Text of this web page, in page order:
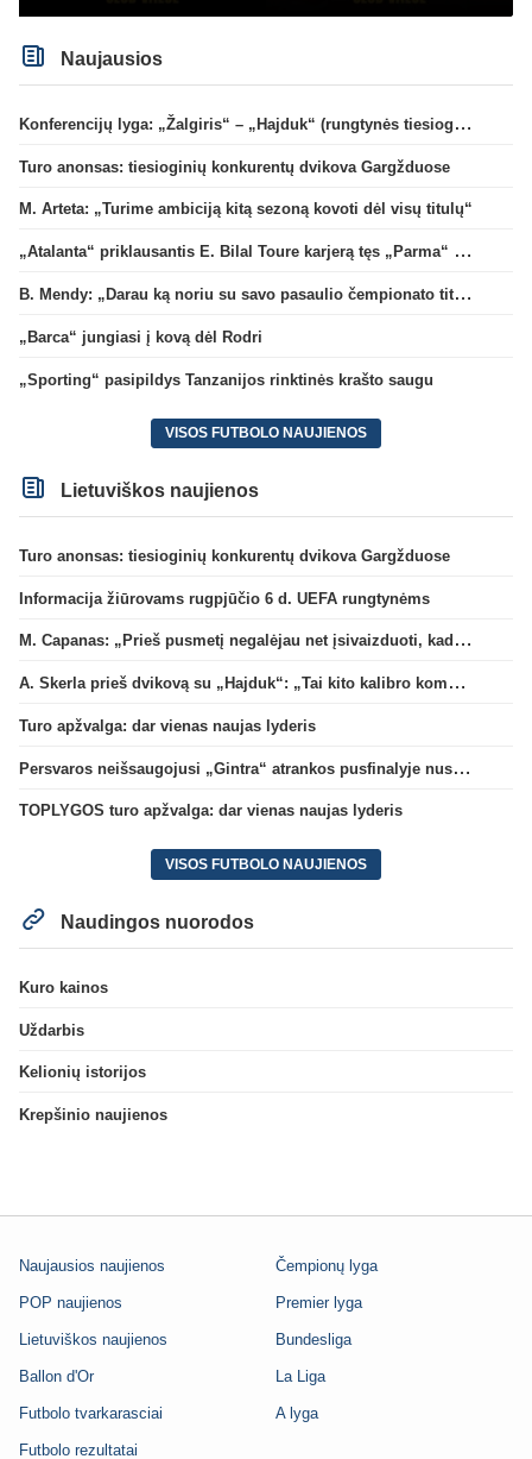
Naujausios
Konferencijų lyga: „Žalgiris“ – „Hajduk“ (rungtynės tiesiogiai)
Turo anonsas: tiesioginių konkurentų dvikova Gargžduose
M. Arteta: „Turime ambiciją kitą sezoną kovoti dėl visų titulų“
„Atalanta“ priklausantis E. Bilal Toure karjerą tęs „Parma“ gretose
B. Mendy: „Darau ką noriu su savo pasaulio čempionato titulu“
„Barca“ jungiasi į kovą dėl Rodri
„Sporting“ pasipildys Tanzanijos rinktinės krašto saugu
VISOS FUTBOLO NAUJIENOS
Lietuviškos naujienos
Turo anonsas: tiesioginių konkurentų dvikova Gargžduose
Informacija žiūrovams rugpjūčio 6 d. UEFA rungtynėms
M. Capanas: „Prieš pusmetį negalėjau net įsivaizduoti, kad žaisime prieš „Hajduk“
A. Skerla prieš dvikovą su „Hajduk“: „Tai kito kalibro komanda“
Turo apžvalga: dar vienas naujas lyderis
Persvaros neišsaugojusi „Gintra“ atrankos pusfinalyje nusileido Škotijos čempionėms
TOPLYGOS turo apžvalga: dar vienas naujas lyderis
VISOS FUTBOLO NAUJIENOS
Naudingos nuorodos
Kuro kainos
Uždarbis
Kelionių istorijos
Krepšinio naujienos
Naujausios naujienos
POP naujienos
Lietuviškos naujienos
Ballon d'Or
Futbolo tvarkarasciai
Futbolo rezultatai
Čempionų lyga
Premier lyga
Bundesliga
La Liga
A lyga